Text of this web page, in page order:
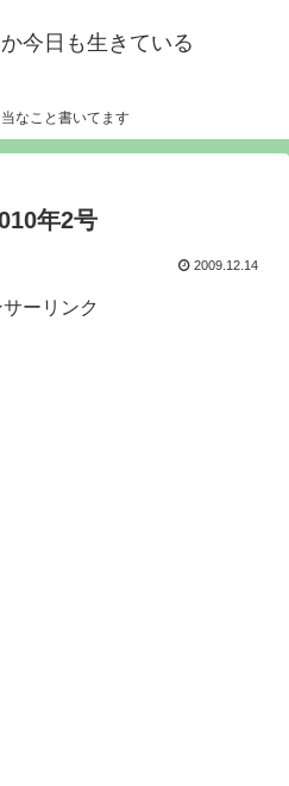
今日も生きている
なこと書いてます
年2号
2009.12.14
ーリンク